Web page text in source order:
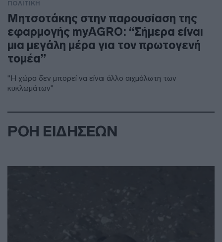
ΠΟΛΙΤΙΚΗ
Μητσοτάκης στην παρουσίαση της
εφαρμογής myAGRO: “Σήμερα είναι
μια μεγάλη μέρα για τον πρωτογενή
τομέα”
"Η χώρα δεν μπορεί να είναι άλλο αιχμάλωτη των
κυκλωμάτων"
ΡΟΗ ΕΙΔΗΣΕΩΝ